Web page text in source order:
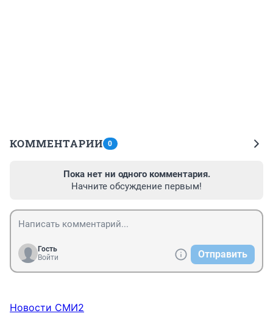
КОММЕНТАРИИ 0
Пока нет ни одного комментария.
Начните обсуждение первым!
Гость
Войти
Отправить
Новости СМИ2